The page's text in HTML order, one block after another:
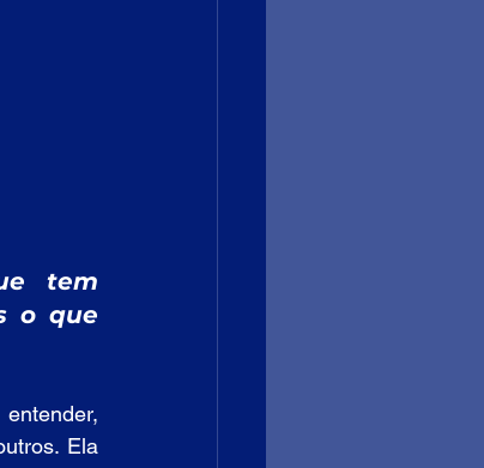
tem
o que
Ela